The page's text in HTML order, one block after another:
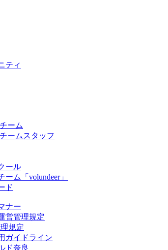
ール
ム「volundeer」
ド
ナー
営管理規定
規定
ガイドライン
ド奈良
ァンサービスについて
安田J3リーグ2026/27シーズン試合観戦チケット
安田Ｊ3リーグ 2026/27シーズン「鹿パス」
ナー
ミュニティ
プ
トア（実店舗）
ア
いて
ティ
ーム
ームスタッフ
ール
ム「volundeer」
ド
ナー
営管理規定
規定
ガイドライン
ド奈良